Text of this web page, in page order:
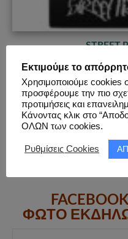
STREET
|||Ενεργός: Όχι |||
Αθήνα|||Τύπος:
Movies & Series|||
19.02.2017 |||Λίστα
Facebook
ΦΩΤΟ
Εκτιμούμε το
Χρησιμοποιούμε cookies
προσφέρουμε την πιο
προτιμήσεις και
Κάνοντας κλικ στο
ΟΛΩΝ των cookies.
Ρυθμίσεις Cookies